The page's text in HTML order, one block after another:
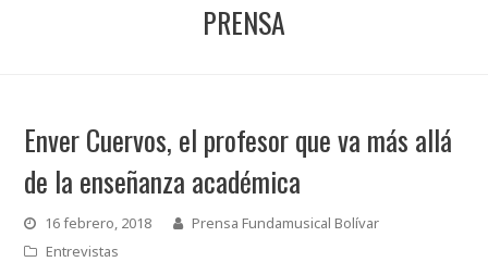
PRENSA
Enver Cuervos, el profesor que va más allá
de la enseñanza académica
16 febrero, 2018
Prensa Fundamusical Bolívar
Entrevistas